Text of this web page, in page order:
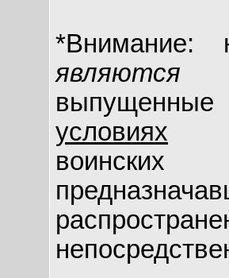
*Внимание:
условиях